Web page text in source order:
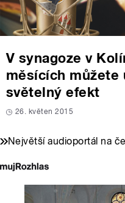
V synagoze v
měsících můžete
světelný efekt
26. květen 2015
Největší audioportál na